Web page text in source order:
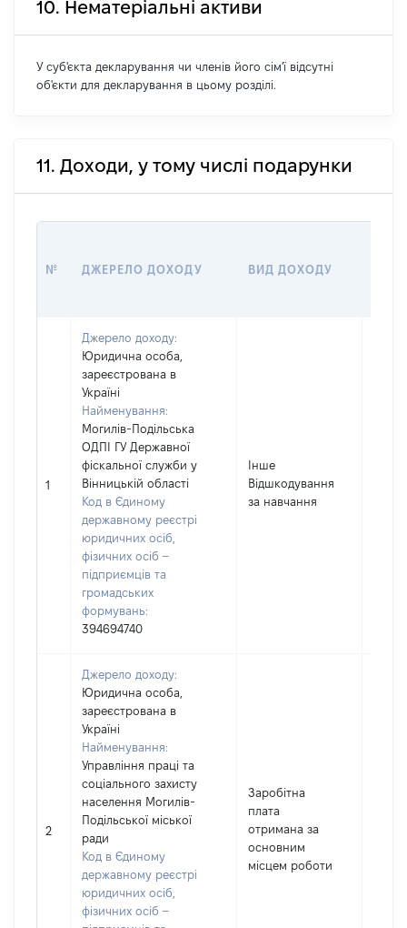
10. Нематеріальні активи
У суб'єкта декларування чи членів його сім'ї відсутні
об'єкти для декларування в цьому розділі.
11. Доходи, у тому числі подарунки
№ ДЖЕРЕЛО ДОХОДУ ВИД ДОХОДУ
1
Джерело доходу:
Юридична особа,
зареєстрована в
Україні
Найменування:
Могилів-Подільська
ОДПІ ГУ Державної
фіскальної служби у
Вінницькій області
Код в Єдиному
державному реєстрі
юридичних осіб,
фізичних осіб –
підприємців та
громадських
формувань:
394694740
Інше
Відшкодування
за навчання
2
Джерело доходу:
Юридична особа,
зареєстрована в
Україні
Найменування:
Управління праці та
соціального захисту
населення Могилів-
Подільської міської
ради
Код в Єдиному
державному реєстрі
юридичних осіб,
фізичних осіб –
Заробітна
плата
отримана за
основним
місцем роботи